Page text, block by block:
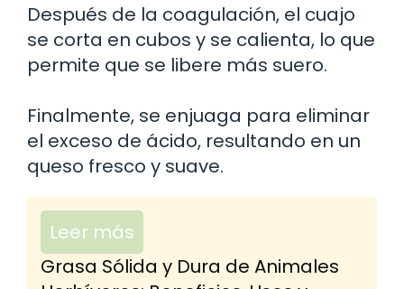
Después de la coagulación, el cuajo
se corta en cubos y se calienta, lo que
permite que se libere más suero.
Finalmente, se enjuaga para eliminar
el exceso de ácido, resultando en un
queso fresco y suave.
Leer más
Grasa Sólida y Dura de Animales